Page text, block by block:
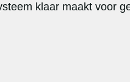
klaar maakt voor